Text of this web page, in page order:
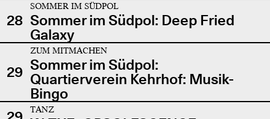
28
SOMMER IM SÜDPOL
Sommer im Südpol: Deep Fried
Galaxy
29
ZUM MITMACHEN
Sommer im Südpol:
Quartierverein Kehrhof: Musik-
Bingo
TANZ